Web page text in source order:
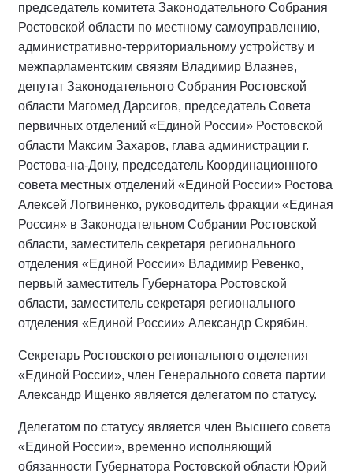
председатель комитета Законодательного Собрания
Ростовской области по местному самоуправлению,
административно-территориальному устройству и
межпарламентским связям Владимир Влазнев,
депутат Законодательного Собрания Ростовской
области Магомед Дарсигов, председатель Совета
первичных отделений «Единой России» Ростовской
области Максим Захаров, глава администрации г.
Ростова-на-Дону, председатель Координационного
совета местных отделений «Единой России» Ростова
Алексей Логвиненко, руководитель фракции «Единая
Россия» в Законодательном Собрании Ростовской
области, заместитель секретаря регионального
отделения «Единой России» Владимир Ревенко,
первый заместитель Губернатора Ростовской
области, заместитель секретаря регионального
отделения «Единой России» Александр Скрябин.
Секретарь Ростовского регионального отделения
«Единой России», член Генерального совета партии
Александр Ищенко является делегатом по статусу.
Делегатом по статусу является член Высшего совета
«Единой России», временно исполняющий
обязанности Губернатора Ростовской области Юрий